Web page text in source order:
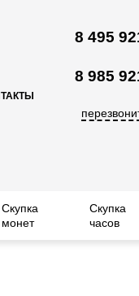
8 495
8 985
Скупка
монет
Скупка
часов